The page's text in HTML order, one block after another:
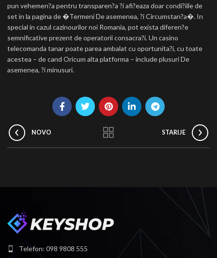
pun vehemen?a pentru transparen?a ?i afi?eaza doar condi?iile de
set in la pagina de �Termeni De asemenea, ?i Circumstan?a�. In
special in cazul cazinourilor noi Romania, pot exista diferen?e
semnificative prezent de operatorii consacra?i. Un casino
telecomanda tanar poate parea ambalat cu oportunita?i, cu toate
acestea – de cand Oricum alta platforma – include plusuri De
asemenea, ?i minusuri.
NOVO STARIJE
Telefon: 098 9808 555